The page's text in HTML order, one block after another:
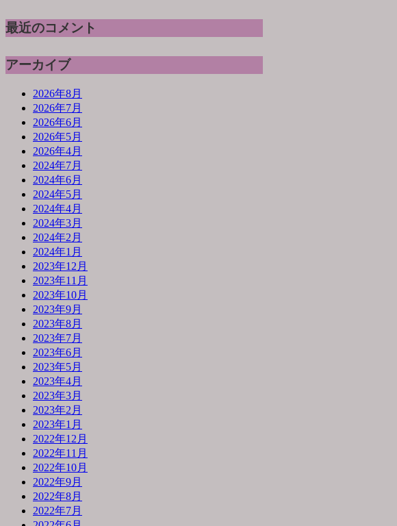
最近のコメント
アーカイブ
2026年8月
2026年7月
2026年6月
2026年5月
2026年4月
2024年7月
2024年6月
2024年5月
2024年4月
2024年3月
2024年2月
2024年1月
2023年12月
2023年11月
2023年10月
2023年9月
2023年8月
2023年7月
2023年6月
2023年5月
2023年4月
2023年3月
2023年2月
2023年1月
2022年12月
2022年11月
2022年10月
2022年9月
2022年8月
2022年7月